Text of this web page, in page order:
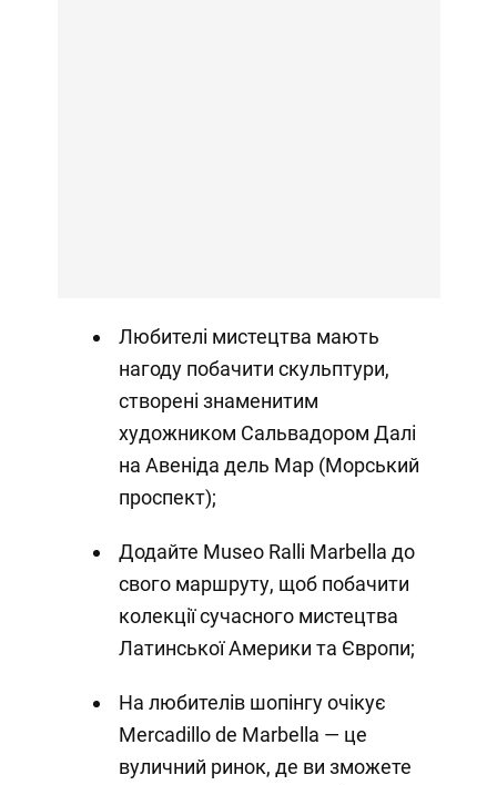
Любителі мистецтва мають
нагоду побачити скульптури,
створені знаменитим
художником Сальвадором Далі
на Авеніда дель Мар (Морський
проспект);
Додайте Museo Ralli Marbella до
свого маршруту, щоб побачити
колекції сучасного мистецтва
Латинської Америки та Європи;
На любителів шопінгу очікує
Mercadillo de Marbella — це
вуличний ринок, де ви зможете